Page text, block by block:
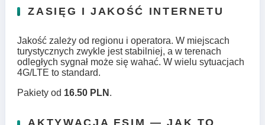
ZASIĘG I JAKOŚĆ INTERNETU
Jakość zależy od regionu i operatora. W miejscach
turystycznych zwykle jest stabilniej, a w terenach
odległych sygnał może się wahać. W wielu sytuacjach
4G/LTE to standard.
Pakiety od 16.50 PLN .